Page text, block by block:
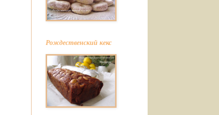
Рождественский кекс